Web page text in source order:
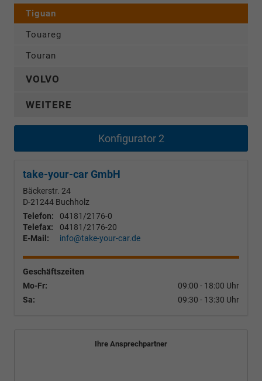
Tiguan
Touareg
Touran
VOLVO
WEITERE
Konfigurator 2
take-your-car GmbH
Bäckerstr. 24
D-21244 Buchholz
Telefon:
04181/2176-0
Telefax:
04181/2176-20
E-Mail:
info@take-your-car.de
Geschäftszeiten
Mo-Fr:
09:00 - 18:00 Uhr
Sa:
09:30 - 13:30 Uhr
Ihre Ansprechpartner